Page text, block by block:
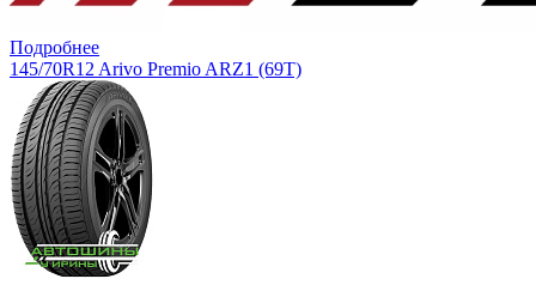
Подробнее
145/70R12 Arivo Premio ARZ1 (69T)